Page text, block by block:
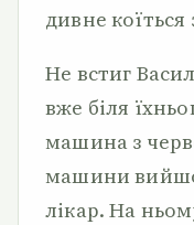
дивне
Не встиг
вже біля
машина з
ма­шини
лікар. На